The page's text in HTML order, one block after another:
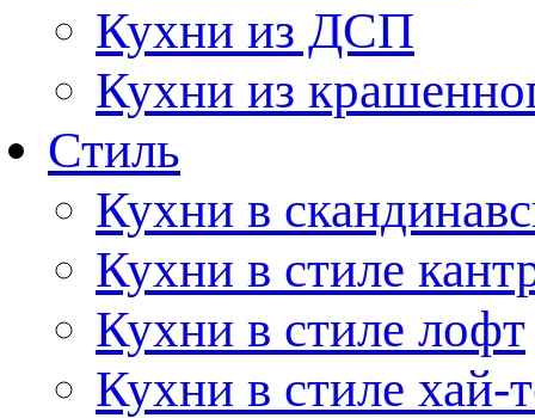
Кухни из ДСП
Кухни из
Стиль
Кухни в
Кухни в стиле
Кухни в стиле лофт
Кухни в стиле хай-